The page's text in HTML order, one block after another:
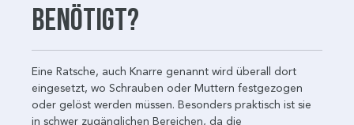
benötigt?
Eine Ratsche, auch Knarre genannt wird überall dort
eingesetzt, wo Schrauben oder Muttern festgezogen
oder gelöst werden müssen. Besonders praktisch ist sie
in schwer zugänglichen Bereichen, da die